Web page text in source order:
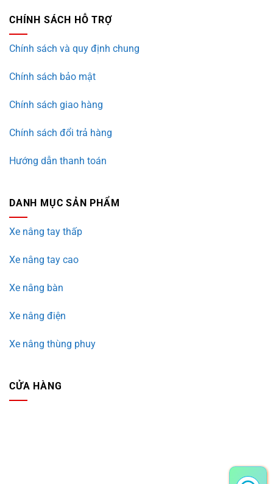
CHÍNH SÁCH HỖ TRỢ
Chính sách và quy định chung
Chính sách bảo mật
Chính sách giao hàng
Chính sách đổi trả hàng
Hướng dẫn thanh toán
DANH MỤC SẢN PHẨM
Xe nâng tay thấp
Xe nâng tay cao
Xe nâng bàn
Xe nâng điện
Xe nâng thùng phuy
CỬA HÀNG